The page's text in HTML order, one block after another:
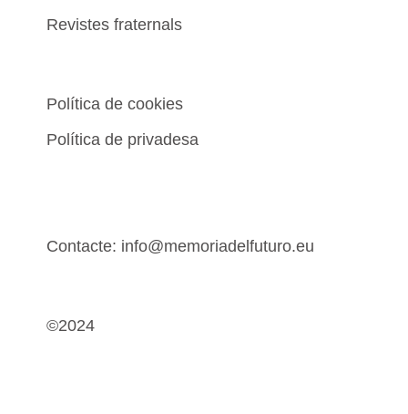
Revistes fraternals
Política de cookies
Política de privadesa
Contacte: info@memoriadelfuturo.eu
©2024